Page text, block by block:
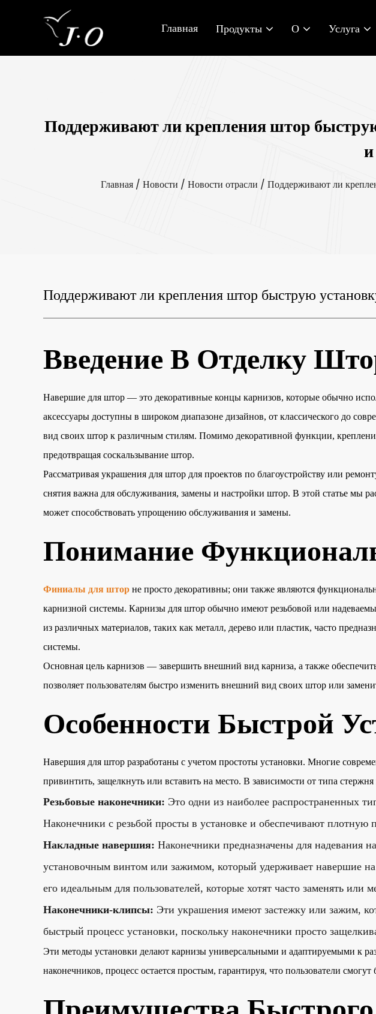
Главная Продукты О Услуга
Поддерживают ли крепления штор
Главная/ Новости / Новости отрасли / Поддерживают ли
Поддерживают ли крепления штор быструю
Введение В Отделку
Навершие для штор — это декоративные концы карнизов, которые обычно
аксессуары доступны в широком диапазоне дизайнов, от классического до
вид своих штор к различным стилям. Помимо декоративной функции,
предотвращая соскальзывание штор.
Рассматривая украшения для штор для проектов по благоустройству или
снятия важна для обслуживания, замены и настройки штор. В этой статье мы
может способствовать упрощению обслуживания и замены.
Понимание
Финиалы для штор не просто декоративны; они также являются
карнизной системы. Карнизы для штор обычно имеют резьбовой или
из различных материалов, таких как металл, дерево или пластик, часто
системы.
Основная цель карнизов — завершить внешний вид карниза, а также
позволяет пользователям быстро изменить внешний вид своих штор или
Особенности Быстрой
Навершия для штор разработаны с учетом простоты установки. Многие
привинтить, защелкнуть или вставить на место. В зависимости от типа
Резьбовые наконечники: Это одни из наиболее распространенных
Наконечники с резьбой просты в установке и обеспечивают
Накладные навершия: Наконечники предназначены для надевания
установочным винтом или зажимом, который удерживает навершие
его идеальным для пользователей, которые хотят часто заменять или
Наконечники-клипсы: Эти украшения имеют застежку или зажим,
быстрый процесс установки, поскольку наконечники просто
Эти методы установки делают карнизы универсальными и адаптируемыми к
наконечников, процесс остается простым, гарантируя, что пользователи